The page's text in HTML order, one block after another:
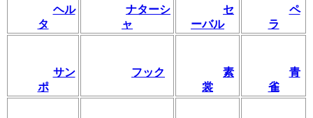
ヘル
タ
ナターシ
ャ
セ
ーバル
ペ
ラ
サン
ポ
フック
素
裳
青
雀